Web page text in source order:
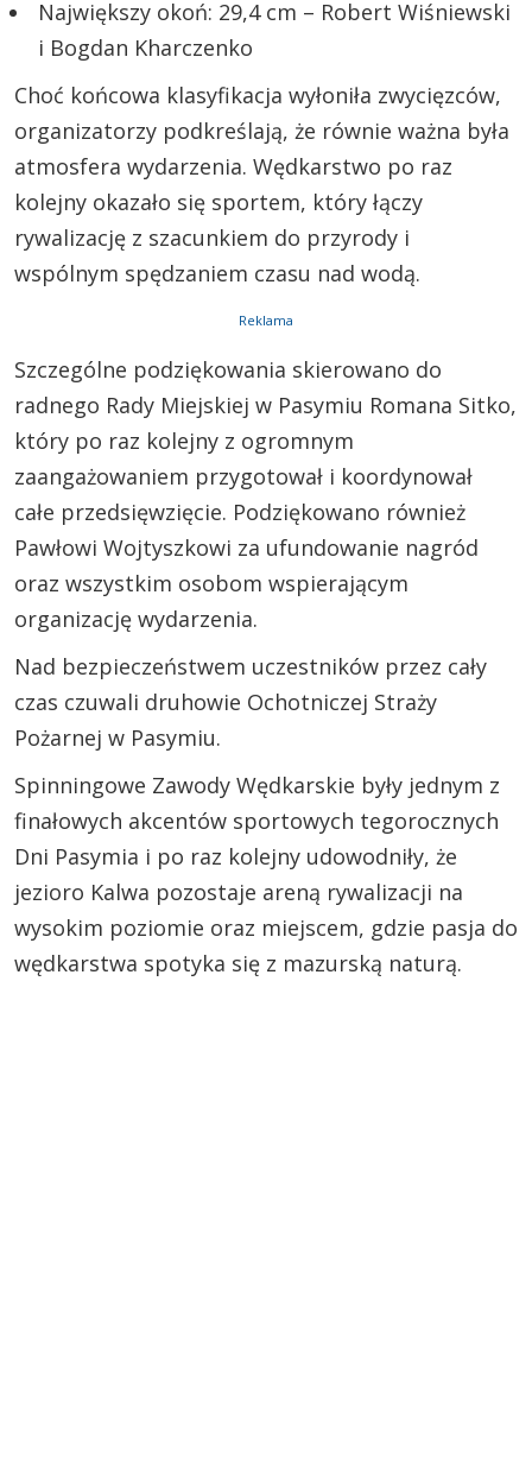
Największy okoń: 29,4 cm – Robert Wiśniewski
i Bogdan Kharczenko
Choć końcowa klasyfikacja wyłoniła zwycięzców,
organizatorzy podkreślają, że równie ważna była
atmosfera wydarzenia. Wędkarstwo po raz
kolejny okazało się sportem, który łączy
rywalizację z szacunkiem do przyrody i
wspólnym spędzaniem czasu nad wodą.
Reklama
Szczególne podziękowania skierowano do
radnego Rady Miejskiej w Pasymiu Romana Sitko,
który po raz kolejny z ogromnym
zaangażowaniem przygotował i koordynował
całe przedsięwzięcie. Podziękowano również
Pawłowi Wojtyszkowi za ufundowanie nagród
oraz wszystkim osobom wspierającym
organizację wydarzenia.
Nad bezpieczeństwem uczestników przez cały
czas czuwali druhowie Ochotniczej Straży
Pożarnej w Pasymiu.
Spinningowe Zawody Wędkarskie były jednym z
finałowych akcentów sportowych tegorocznych
Dni Pasymia i po raz kolejny udowodniły, że
jezioro Kalwa pozostaje areną rywalizacji na
wysokim poziomie oraz miejscem, gdzie pasja do
wędkarstwa spotyka się z mazurską naturą.